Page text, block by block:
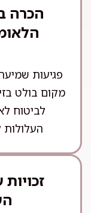
הכרה
פגיעות
מקום בולט
לביטוח